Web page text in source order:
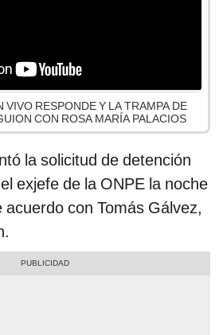
VIVO RESPONDE Y LA TRAMPA DE
CON ROSA MARÍA PALACIOS
la solicitud de detención
exjefe de la ONPE la noche
acuerdo con Tomás Gálvez,